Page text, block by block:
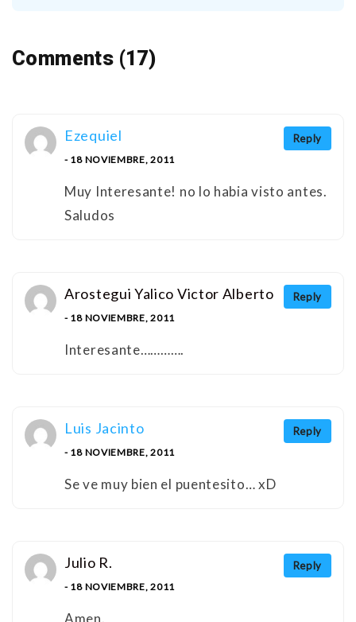
Comments (17)
Reply
Ezequiel
- 18 NOVIEMBRE, 2011
Muy Interesante! no lo habia visto antes.
Saludos
Reply
Arostegui Yalico Victor Alberto
- 18 NOVIEMBRE, 2011
Interesante………….
Reply
Luis Jacinto
- 18 NOVIEMBRE, 2011
Se ve muy bien el puentesito… xD
Reply
Julio R.
- 18 NOVIEMBRE, 2011
Amen.